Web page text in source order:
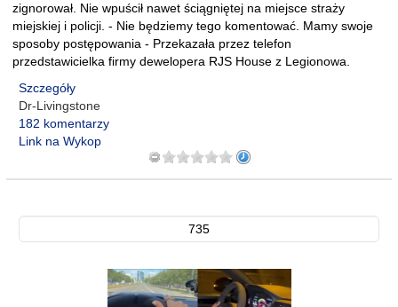
zignorował. Nie wpuścił nawet ściągniętej na miejsce straży
miejskiej i policji. - Nie będziemy tego komentować. Mamy swoje
sposoby postępowania - Przekazała przez telefon
przedstawicielka firmy dewelopera RJS House z Legionowa.
Szczegóły
Dr-Livingstone
182 komentarzy
Link na Wykop
735